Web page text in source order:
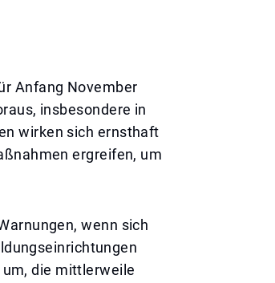
Anfang November
insbesondere in
wirken sich ernsthaft
ergreifen, um
wenn sich
die mittlerweile